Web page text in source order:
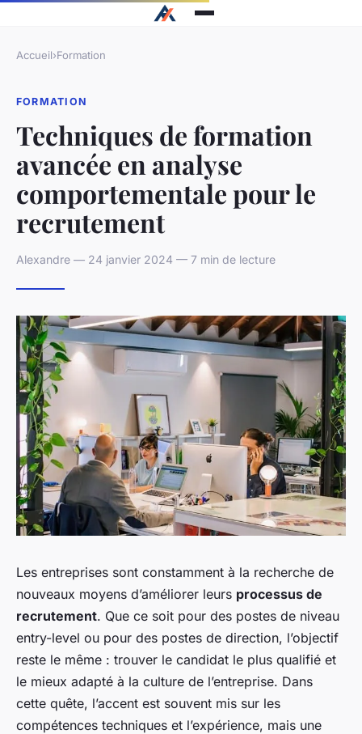
Accueil›Formation
FORMATION
Techniques de formation
avancée en analyse
comportementale pour le
recrutement
Alexandre — 24 janvier 2024 — 7 min de lecture
Les entreprises sont constamment à la recherche de
nouveaux moyens d’améliorer leurs processus de
recrutement. Que ce soit pour des postes de niveau
entry-level ou pour des postes de direction, l’objectif
reste le même : trouver le candidat le plus qualifié et
le mieux adapté à la culture de l’entreprise. Dans
cette quête, l’accent est souvent mis sur les
compétences techniques et l’expérience, mais une